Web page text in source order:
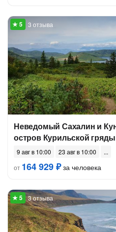
3 отзыва
Неведомый Сахалин и
остров Курильской гряды
9 авг в 10:00
23 авг в 10:00
от 164 929 ₽за человека
3 отзыва